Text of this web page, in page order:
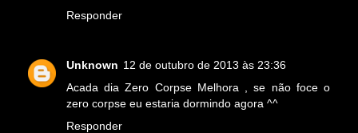
Responder
Unknown 12 de outubro de 2013 às 23:36
Acada dia Zero Corpse Melhora , se não foce o
zero corpse eu estaria dormindo agora ^^
Responder